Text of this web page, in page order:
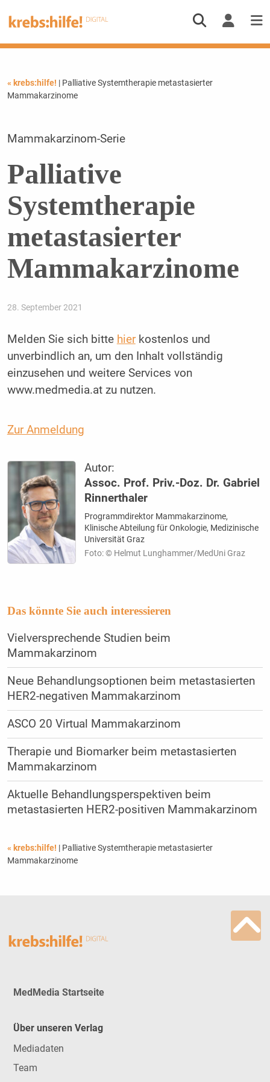
« krebs:hilfe! | Palliative Systemtherapie metastasierter
Mammakarzinome
Mammakarzinom-Serie
Palliative
Systemtherapie
metastasierter
Mammakarzinome
28. September 2021
Melden Sie sich bitte hierkostenlos und
unverbindlich an, um den Inhalt vollständig
einzusehen und weitere Services von
www.medmedia.at zu nutzen.
Zur Anmeldung
Autor:
Assoc. Prof. Priv.-Doz. Dr. Gabriel
Rinnerthaler
Programmdirektor Mammakarzinome,
Klinische Abteilung für Onkologie, Medizinische
Universität Graz
Foto: © Helmut Lunghammer/MedUni Graz
Das könnte Sie auch interessieren
Vielversprechende Studien beim
Mammakarzinom
Neue Behandlungsoptionen beim metastasierten
HER2-negativen Mammakarzinom
ASCO 20 Virtual Mammakarzinom
Therapie und Biomarker beim metastasierten
Mammakarzinom
Aktuelle Behandlungsperspektiven beim
metastasierten HER2-positiven Mammakarzinom
« krebs:hilfe! | Palliative Systemtherapie metastasierter
Mammakarzinome
MedMedia Startseite
Über unseren Verlag
Mediadaten
Team